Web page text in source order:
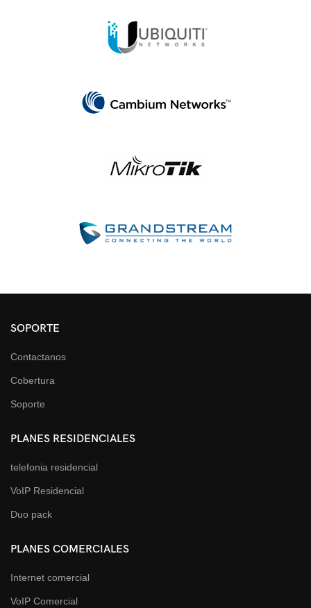
SOPORTE
Contactanos
Cobertura
Soporte
PLANES RESIDENCIALES
telefonia residencial
VoIP Residencial
Duo pack
PLANES COMERCIALES
Internet comercial
VoIP Comercial